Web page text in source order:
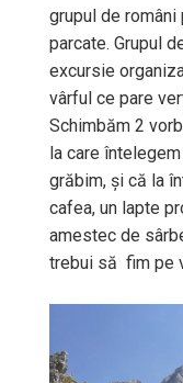
grupul de
parcate. Grupul
excursie
vârful ce pare
Schimbăm 2
la care
grăbim, și că la
cafea, un lapte
amestec de
trebui să fim pe